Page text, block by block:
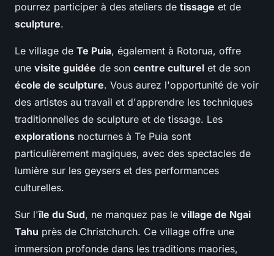
pourrez participer à des ateliers de tissage et de
sculpture.
Le village de Te Puia, également à Rotorua, offre
une visite guidée de son centre culturel et de son
école de sculpture. Vous aurez l'opportunité de voir
des artistes au travail et d'apprendre les techniques
traditionnelles de sculpture et de tissage. Les
explorations nocturnes à Te Puia sont
particulièrement magiques, avec des spectacles de
lumière sur les geysers et des performances
culturelles.
Sur l'île du Sud, ne manquez pas le village de Ngai
Tahu près de Christchurch. Ce village offre une
immersion profonde dans les traditions maories,